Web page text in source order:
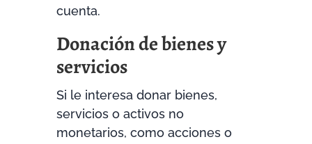
cuenta.
Donación de bienes y
servicios
Si le interesa donar bienes,
servicios o activos no
monetarios, como acciones o